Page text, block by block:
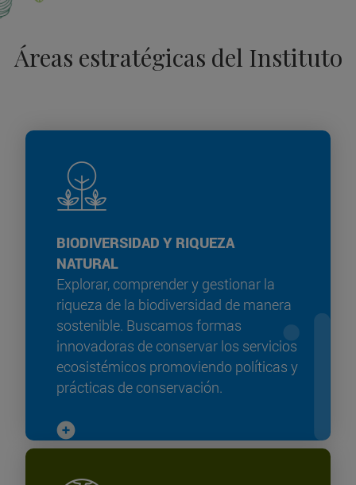
Áreas estratégicas del Instituto
BIODIVERSIDAD Y RIQUEZA
NATURAL
Explorar, comprender y gestionar la
riqueza de la biodiversidad de manera
sostenible. Buscamos formas
innovadoras de conservar los servicios
ecosistémicos promoviendo políticas y
prácticas de conservación.